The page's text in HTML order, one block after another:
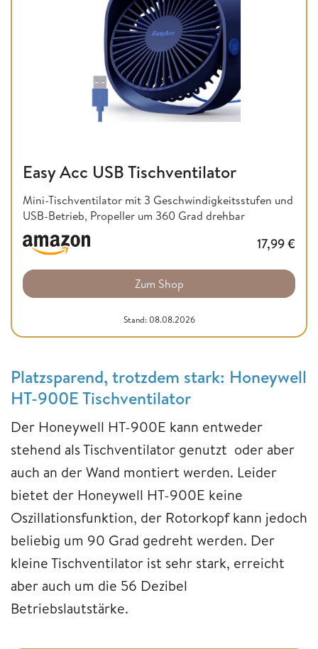
Easy Acc USB Tischventilator
Mini-Tischventilator mit 3 Geschwindigkeitsstufen und
USB-Betrieb, Propeller um 360 Grad drehbar
17,99€
Zum Shop
Stand: 08.08.2026
Platzsparend, trotzdem stark: Honeywell
HT-900E Tischventilator
Der Honeywell HT-900E kann entweder
stehend als Tischventilator genutzt oder aber
auch an der Wand montiert werden. Leider
bietet der Honeywell HT-900E keine
Oszillationsfunktion, der Rotorkopf kann jedoch
beliebig um 90 Grad gedreht werden. Der
kleine Tischventilator ist sehr stark, erreicht
aber auch um die 56 Dezibel
Betriebslautstärke.